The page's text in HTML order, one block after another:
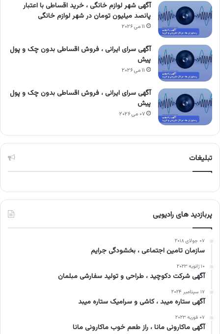
آگهی شهر لوازم خانگی ، خرید اقساطی با اعتبار
پانصد میلیون تومان در شهر لوازم خانگی
۱۱ می ۲۰۲۶
آگهی سرای ایرانی ، فروش اقساطی بدون چک و پول
پیش
۱۱ می ۲۰۲۶
آگهی سرای ایرانی ، فروش اقساطی بدون چک و پول
پیش
۰۷ می ۲۰۲۶
تبلیغات
پربازدید های رادیویی
۰۷ جولای ۲۰۱۸
سازمان تامین اجتماعی ، بخشودگی جرایم
۱۰ ژانویه ۲۰۲۳
آگهی شرکت دکوچید ، طراحی و تولید سفارشی مبلمان
۱۷ سپتامبر ۲۰۲۴
آگهی ستاره میبد ، کاشی و سرامیک ستاره میبد
۰۷ فوریه ۲۰۲۳
آگهی ماکارونی مانا ، راز طعم خوب ماکارونی مانا